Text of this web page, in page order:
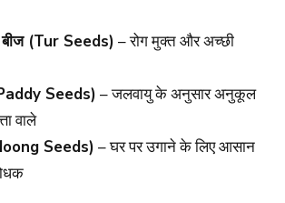
(Tur Seeds) – रोग मुक्त और अच्छी
Seeds) – जलवायु के अनुसार अनुकूल
वाले
Seeds) – घर पर उगाने के लिए आसान